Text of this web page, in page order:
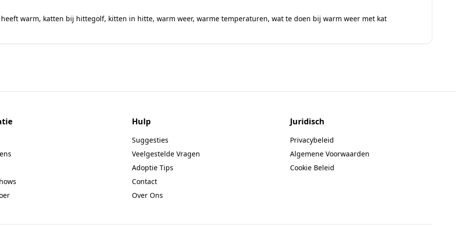
warm, katten bij hittegolf, kitten in hitte, warm weer, warme temperaturen, wat te doen bij warm weer met kat
Hulp
Suggesties
Veelgestelde Vragen
Adoptie Tips
Contact
Over Ons
Juridisch
Privacybeleid
Algemene Voorwaarden
Cookie Beleid